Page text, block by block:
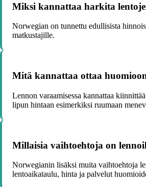
Miksi kannattaa harkita
Norwegian on tunnettu edullisista
matkustajille.
Mitä kannattaa ottaa
Lennon varaamisessa kannattaa
lipun hintaan esimerkiksi ruumaan
Millaisia vaihtoehtoja on
Norwegianin lisäksi muita vaihtoehtoja
lentoaikataulu, hinta ja palvelut